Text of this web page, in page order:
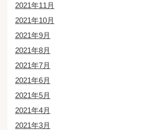
2021年11月
2021年10月
2021年9月
2021年8月
2021年7月
2021年6月
2021年5月
2021年4月
2021年3月